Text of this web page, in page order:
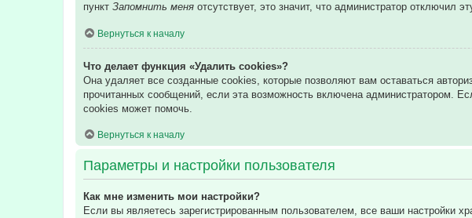
пункт Запомнить меня отсутствует, это значит, что администратор отключил
Вернуться к началу
Что делает функция «Удалить cookies»?
Она удаляет все созданные cookies, которые позволяют вам оставаться
прочитанных сообщений, если эта возможность включена администратором.
cookies может помочь.
Вернуться к началу
Параметры и настройки пользователя
Как мне изменить мои настройки?
Если вы являетесь зарегистрированным пользователем, все ваши настройки